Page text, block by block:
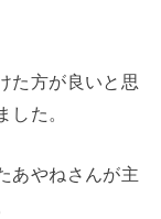
た方が良いと思
た。
あやねさんが主